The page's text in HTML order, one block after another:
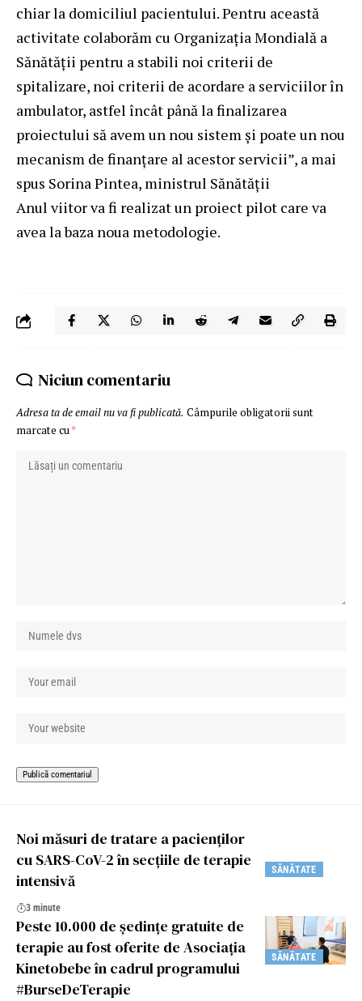
chiar la domiciliul pacientului. Pentru această
activitate colaborăm cu Organizația Mondială a
Sănătății pentru a stabili noi criterii de
spitalizare, noi criterii de acordare a serviciilor în
ambulator, astfel încât până la finalizarea
proiectului să avem un nou sistem și poate un nou
mecanism de finanțare al acestor servicii”, a mai
spus Sorina Pintea, ministrul Sănătății
Anul viitor va fi realizat un proiect pilot care va
avea la baza noua metodologie.
Niciun comentariu
Adresa ta de email nu va fi publicată. Câmpurile obligatorii sunt
marcate cu*
SĂNĂTATE
Noi măsuri de tratare a pacienților
cu SARS-CoV-2 în secțiile de terapie
intensivă
3 minute
SĂNĂTATE
Peste 10.000 de ședințe gratuite de
terapie au fost oferite de Asociația
Kinetobebe în cadrul programului
#BurseDeTerapie